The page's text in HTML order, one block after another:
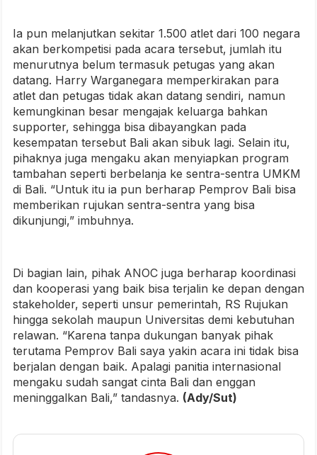
Ia pun melanjutkan sekitar 1.500 atlet dari 100 negara
akan berkompetisi pada acara tersebut, jumlah itu
menurutnya belum termasuk petugas yang akan
datang. Harry Warganegara memperkirakan para
atlet dan petugas tidak akan datang sendiri, namun
kemungkinan besar mengajak keluarga bahkan
supporter, sehingga bisa dibayangkan pada
kesempatan tersebut Bali akan sibuk lagi. Selain itu,
pihaknya juga mengaku akan menyiapkan program
tambahan seperti berbelanja ke sentra-sentra UMKM
di Bali. “Untuk itu ia pun berharap Pemprov Bali bisa
memberikan rujukan sentra-sentra yang bisa
dikunjungi,” imbuhnya.
Di bagian lain, pihak ANOC juga berharap koordinasi
dan kooperasi yang baik bisa terjalin ke depan dengan
stakeholder, seperti unsur pemerintah, RS Rujukan
hingga sekolah maupun Universitas demi kebutuhan
relawan. “Karena tanpa dukungan banyak pihak
terutama Pemprov Bali saya yakin acara ini tidak bisa
berjalan dengan baik. Apalagi panitia internasional
mengaku sudah sangat cinta Bali dan enggan
meninggalkan Bali,” tandasnya. (Ady/Sut)